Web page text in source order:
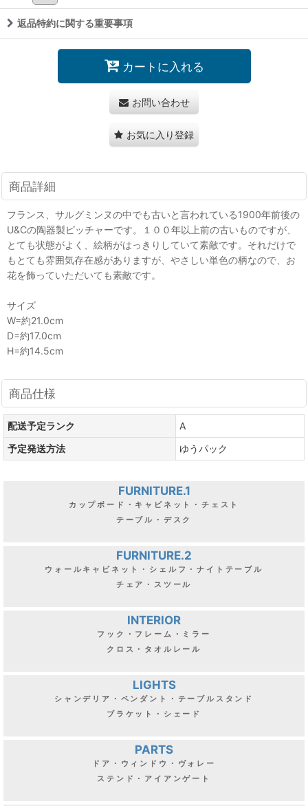
返品特約に関する重要事項
カートに入れる
お問い合わせ
お気に入り登録
商品詳細
フランス、サルグミンヌの中でも古いと言われている1900年前後の
U&Cの陶器製ピッチャーです。１００年以上前の古いものですが、
とても状態がよく、絵柄がはっきりしていて素敵です。それだけで
もとても雰囲気存在感がありますが、やさしい単色の柄なので、お
花を飾っていただいても素敵です。
サイズ
W=約21.0cm
D=約17.0cm
H=約14.5cm
商品仕様
配送予定ランク
A
予定発送方法
ゆうパック
FURNITURE.1
カップボード・キャビネット・チェスト
テーブル・デスク
FURNITURE.2
ウォールキャビネット・シェルフ・ナイトテーブル
チェア・スツール
INTERIOR
フック・フレーム・ミラー
クロス・タオルレール
LIGHTS
シャンデリア・ペンダント・テーブルスタンド
ブラケット・シェード
PARTS
ドア・ウィンドウ・ヴォレー
ステンド・アイアンゲート